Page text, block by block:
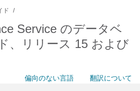
ド
Service のデータベ
、リリース 15 および
偏向のない言語 翻訳について